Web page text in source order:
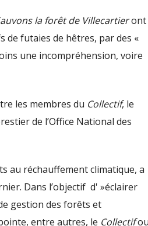
la forêt de Villecartieront
de futaies de hêtres, par des «
une incompréhension, voire
les membres du Collectif, le
de l’Office National des
au réchauffement climatique, a
Dans l’objectif d' »éclairer
gestion des forêts et
entre autres, le Collectifou